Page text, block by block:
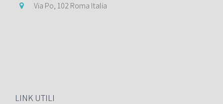
Via Po, 102 Roma Italia
LINK UTILI